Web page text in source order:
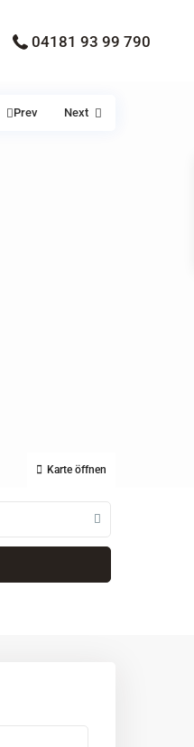
04181 93 99 790
Karte öffnen
Prev Next